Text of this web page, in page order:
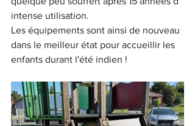
intense utilisation.
Les équipements sont ainsi de nouveau
dans le meilleur état pour accueillir les
enfants durant l'été indien !